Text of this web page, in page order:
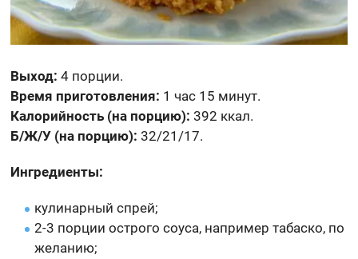
Выход: 4 порции.
Время приготовления: 1 час 15 минут.
Калорийность (на порцию): 392 ккал.
Б/Ж/У (на порцию): 32/21/17.
Ингредиенты:
кулинарный спрей;
2-3 порции острого соуса, например табаско, по
желанию;